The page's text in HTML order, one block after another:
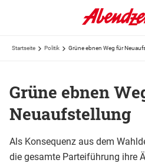
Startseite Politik Grüne ebnen Weg für
Grüne ebnen
Neuaufstellung
Als Konsequenz aus dem
die gesamte Parteiführung ihre